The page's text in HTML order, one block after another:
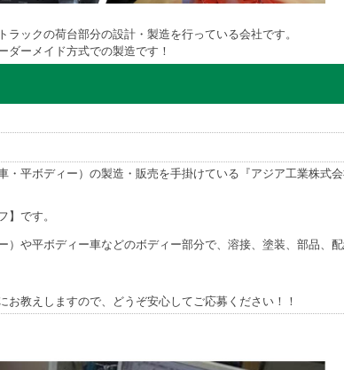
ックの荷台部分の設計・製造を行っている会社です。
ダーメイド方式での製造です！
・平ボディー）の製造・販売を手掛けている『アジア工業株式
】です。
）や平ボディー車などのボディー部分で、溶接、塗装、部品、
教えしますので、どうぞ安心してご応募ください！！